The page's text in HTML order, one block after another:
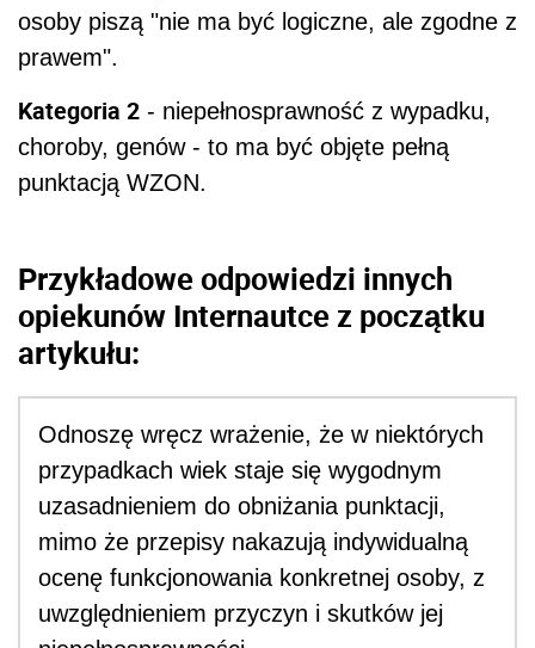
osoby piszą "nie ma być logiczne, ale zgodne z
prawem".
Kategoria 2 - niepełnosprawność z wypadku,
choroby, genów - to ma być objęte pełną
punktacją WZON.
Przykładowe odpowiedzi innych
opiekunów Internautce z początku
artykułu:
Odnoszę wręcz wrażenie, że w niektórych
przypadkach wiek staje się wygodnym
uzasadnieniem do obniżania punktacji,
mimo że przepisy nakazują indywidualną
ocenę funkcjonowania konkretnej osoby, z
uwzględnieniem przyczyn i skutków jej